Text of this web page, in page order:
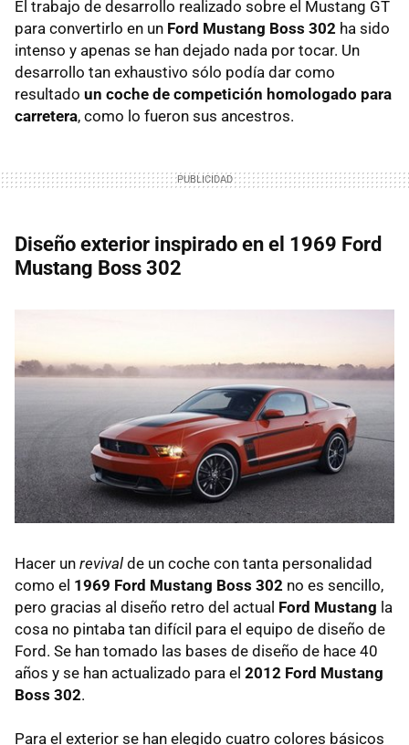
El trabajo de desarrollo realizado sobre el Mustang GT
para convertirlo en un Ford Mustang Boss 302 ha sido
intenso y apenas se han dejado nada por tocar. Un
desarrollo tan exhaustivo sólo podía dar como
resultado un coche de competición homologado para
carretera, como lo fueron sus ancestros.
Diseño exterior inspirado en el 1969 Ford
Mustang Boss 302
Hacer un revival de un coche con tanta personalidad
como el 1969 Ford Mustang Boss 302 no es sencillo,
pero gracias al diseño retro del actual Ford Mustang la
cosa no pintaba tan difícil para el equipo de diseño de
Ford. Se han tomado las bases de diseño de hace 40
años y se han actualizado para el 2012 Ford Mustang
Boss 302.
Para el exterior se han elegido cuatro colores básicos